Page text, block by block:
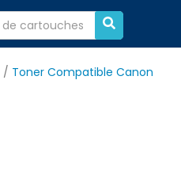
Toner Compatible Canon